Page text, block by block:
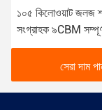
১০৫ কিলোওয়াট জলজ
সংগ্রাহক ৯CBM
স্বয়ংক্রিয়ভাবে
সেরা দাম